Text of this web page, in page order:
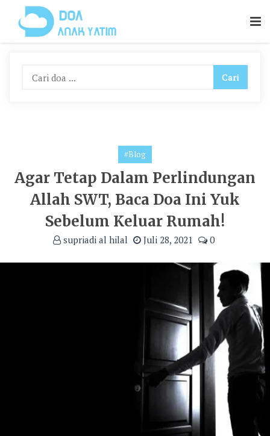
Content
#Blog
Agar Tetap Dalam Perlindungan
Allah SWT, Baca Doa Ini Yuk
Sebelum Keluar Rumah!
supriadi al hilal Juli 28, 2021 0